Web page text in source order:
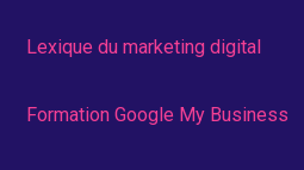
Lexique du marketing digital
Formation Google My Business